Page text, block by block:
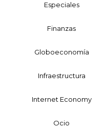
Especiales
Finanzas
Globoeconomía
Infraestructura
Internet Economy
Ocio